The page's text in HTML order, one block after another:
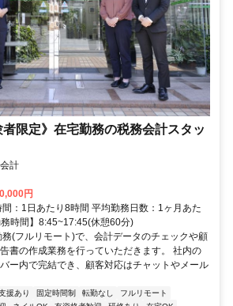
者限定》在宅勤務の税務会計スタッ
計
円
：1日あたり8時間 平均勤務日数：1ヶ月あた
時間】8:45~17:45(休憩60分)
(フルリモート)で、会計データのチェックや顧
書の作成業務を行っていただきます。 社内の
ー内で完結でき、顧客対応はチャットやメール
援あり 固定時間制 転勤なし
フルリモート